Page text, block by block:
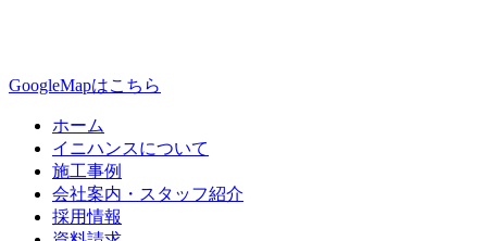
GoogleMapはこちら
ホーム
イニハンスについて
施工事例
会社案内・スタッフ紹介
採用情報